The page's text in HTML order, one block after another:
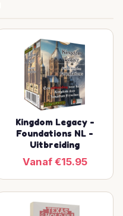
Kingdom Legacy -
Foundations NL -
Uitbreiding
Vanaf €15.95